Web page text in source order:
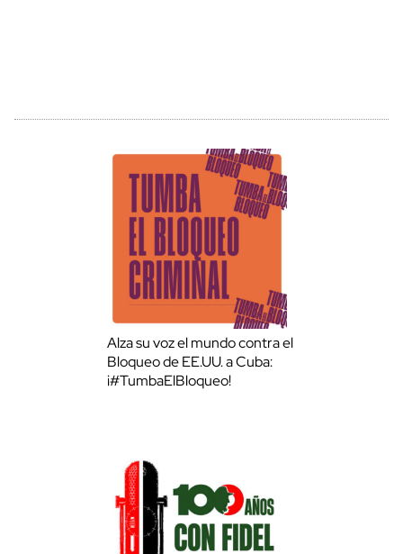
Alza su voz el mundo contra el
Bloqueo de EE.UU. a Cuba:
¡#TumbaElBloqueo!